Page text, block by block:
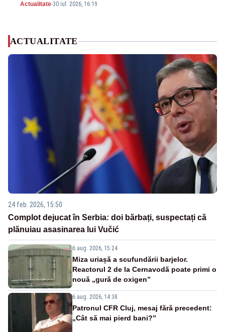
Actualitate-30 iul. 2026, 16:19
ACTUALITATE
24 feb. 2026, 15:50
Complot dejucat în Serbia: doi bărbați, suspectați că
plănuiau asasinarea lui Vučić
6 aug. 2026, 15:24
Miza uriașă a scufundării barjelor.
Reactorul 2 de la Cernavodă poate primi o
nouă „gură de oxigen”
6 aug. 2026, 14:38
Patronul CFR Cluj, mesaj fără precedent:
„Cât să mai pierd bani?”